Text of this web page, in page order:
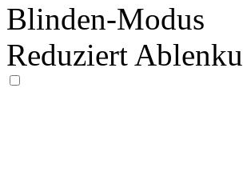
Blinden-Modus
Reduziert